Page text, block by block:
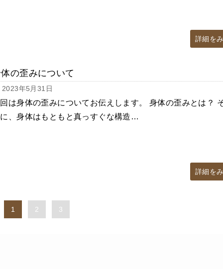
詳細を
の歪みについて
2023年5月31日
は身体の歪みについてお伝えします。 身体の歪みとは？
、身体はもともと真っすぐな構造…
詳細を
1 2 3